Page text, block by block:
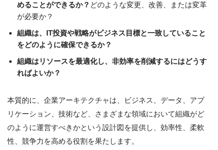
めることができるか？ どのような変更、改善、または変革
が必要か？
組織は、IT投資や戦略がビジネス目標と一致していること
をどのように確保できるか？
組織はリソースを最適化し、非効率を削減するにはどうす
ればよいか？
本質的に、企業アーキテクチャは、ビジネス、データ、アプ
リケーション、技術など、さまざまな領域において組織がど
のように運営すべきかという設計図を提供し、効率性、柔軟
性、競争力を高める役割を果たします。